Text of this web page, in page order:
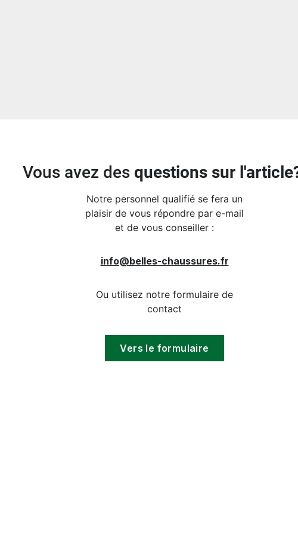
Vous avez des questions sur
Notre personnel qualifié se fera un
plaisir de vous répondre par e-mail
et de vous conseiller :
info@belles-chaussures.fr
Ou utilisez notre formulaire de
contact
Vers le formulaire